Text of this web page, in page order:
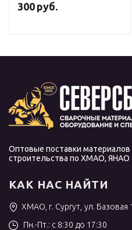
300 руб.
Оптовые поставки материалов
строительства по ХМАО, ЯНАО
КАК НАС НАЙТИ
ХМАО, г. Сургут, ул. Базовая
Пн.-Пт.: с 8:30 до 17:30